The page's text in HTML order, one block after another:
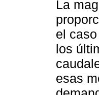
La
el
los
esas